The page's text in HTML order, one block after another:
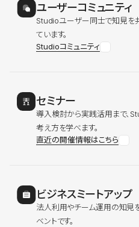
ユーザーコミュニティ
Studioユーザー同士で知見を
ています。
Studioコミュニティ
セミナー
導入検討から実践活用まで、
考え方を学べます。
直近の開催情報はこちら
ビジネスミートアップ
法人利用やチーム運用の知見
ベントです。